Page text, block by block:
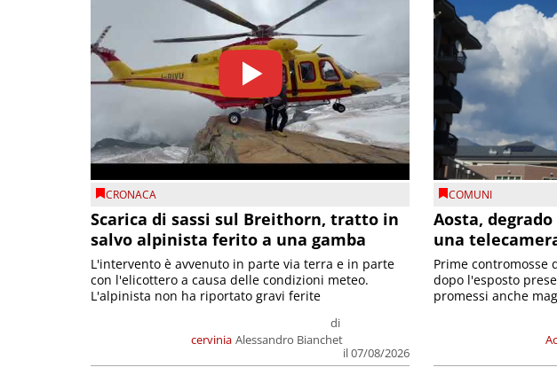
CRONACA
Scarica di sassi sul Breithorn, tratto in
salvo alpinista ferito a una gamba
cervinia
di
Alessandro Bianchet
il 07/08/2026
L'intervento è avvenuto in parte via terra e in parte
con l'elicottero a causa delle condizioni meteo.
L'alpinista non ha riportato gravi ferite
COMUNI
Aosta,
una
Prime contromosse
dopo l'esposto
promessi anche